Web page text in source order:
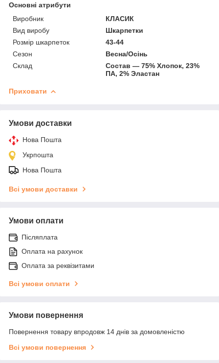
Основні атрибути
Виробник
КЛАСИК
Вид виробу
Шкарпетки
Розмір шкарпеток
43-44
Сезон
Весна/Осінь
Склад
Состав ― 75% Хлопок, 23%
ПА, 2% Эластан
Приховати
Умови доставки
Нова Пошта
Укрпошта
Нова Пошта
Всі умови доставки
Умови оплати
Післяплата
Оплата на рахунок
Оплата за реквізитами
Всі умови оплати
Умови повернення
Повернення товару впродовж 14 днів за домовленістю
Всі умови повернення